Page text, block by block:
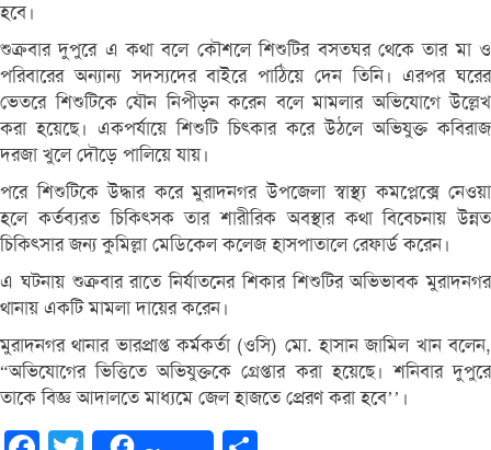
হবে।
শুক্রবার দুপুরে এ কথা বলে কৌশলে শিশুটির বসতঘর থেকে তার মা ও
পরিবারের অন্যান্য সদস্যদের বাইরে পাঠিয়ে দেন তিনি। এরপর ঘরের
ভেতরে শিশুটিকে যৌন নিপীড়ন করেন বলে মামলার অভিযোগে উল্লেখ
করা হয়েছে। একপর্যায়ে শিশুটি চিৎকার করে উঠলে অভিযুক্ত কবিরাজ
দরজা খুলে দৌড়ে পালিয়ে যায়।
পরে শিশুটিকে উদ্ধার করে মুরাদনগর উপজেলা স্বাস্থ্য কমপ্লেক্সে নেওয়া
হলে কর্তব্যরত চিকিৎসক তার শারীরিক অবস্থার কথা বিবেচনায় উন্নত
চিকিৎসার জন্য কুমিল্লা মেডিকেল কলেজ হাসপাতালে রেফার্ড করেন।
এ ঘটনায় শুক্রবার রাতে নির্যাতনের শিকার শিশুটির অভিভাবক মুরাদনগর
থানায় একটি মামলা দায়ের করেন।
মুরাদনগর থানার ভারপ্রাপ্ত কর্মকর্তা (ওসি) মো. হাসান জামিল খান বলেন,
“অভিযোগের ভিত্তিতে অভিযুক্তকে গ্রেপ্তার করা হয়েছে। শনিবার দুপুরে
তাকে বিজ্ঞ আদালতে মাধ্যমে জেল হাজতে প্রেরণ করা হবে’’।